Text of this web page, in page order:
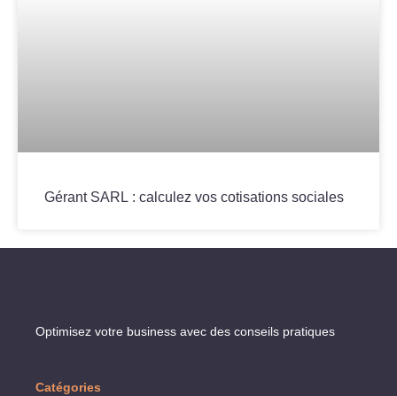
Gérant SARL : calculez vos cotisations sociales
Optimisez votre business avec des conseils pratiques
Catégories